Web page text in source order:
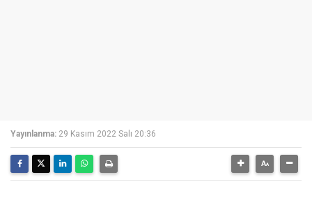
Yayınlanma: 29 Kasım 2022 Salı 20:36